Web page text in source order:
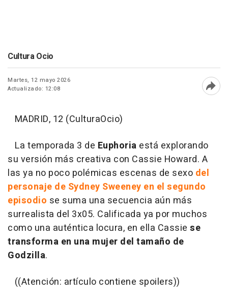
Cultura Ocio
Martes, 12 mayo 2026
Actualizado: 12:08
MADRID, 12 (CulturaOcio)
La temporada 3 de Euphoria está explorando
su versión más creativa con Cassie Howard. A
las ya no poco polémicas escenas de sexo del
personaje de Sydney Sweeney en el segundo
episodio se suma una secuencia aún más
surrealista del 3x05. Calificada ya por muchos
como una auténtica locura, en ella Cassie se
transforma en una mujer del tamaño de
Godzilla.
((Atención: artículo contiene spoilers))